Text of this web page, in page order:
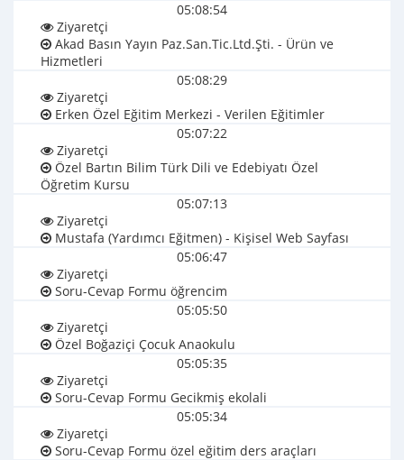
05:08:54
Ziyaretçi
Akad Basın Yayın Paz.San.Tic.Ltd.Şti. - Ürün ve
Hizmetleri
05:08:29
Ziyaretçi
Erken Özel Eğitim Merkezi - Verilen Eğitimler
05:07:22
Ziyaretçi
Özel Bartın Bilim Türk Dili ve Edebiyatı Özel
Öğretim Kursu
05:07:13
Ziyaretçi
Mustafa (Yardımcı Eğitmen) - Kişisel Web Sayfası
05:06:47
Ziyaretçi
Soru-Cevap Formu öğrencim
05:05:50
Ziyaretçi
Özel Boğaziçi Çocuk Anaokulu
05:05:35
Ziyaretçi
Soru-Cevap Formu Gecikmiş ekolali
05:05:34
Ziyaretçi
Soru-Cevap Formu özel eğitim ders araçları